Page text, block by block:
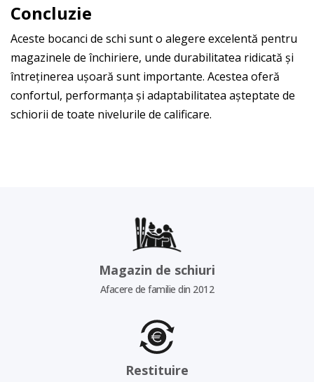
Concluzie
Aceste bocanci de schi sunt o alegere excelentă pentru
magazinele de închiriere, unde durabilitatea ridicată și
întreținerea ușoară sunt importante. Acestea oferă
confortul, performanța și adaptabilitatea așteptate de
schiorii de toate nivelurile de calificare.
Magazin de schiuri
Afacere de familie din 2012
Restituire